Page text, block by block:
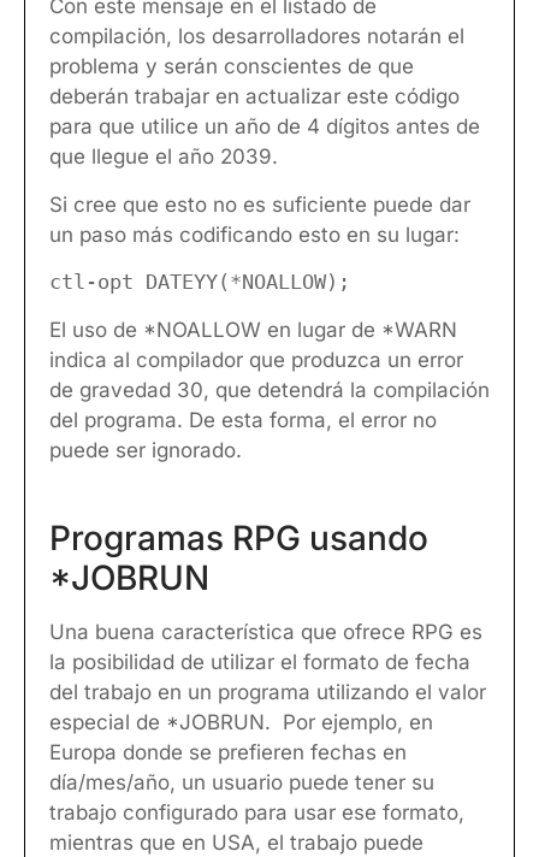
Con este mensaje en el listado de
compilación, los desarrolladores notarán el
problema y serán conscientes de que
deberán trabajar en actualizar este código
para que utilice un año de 4 dígitos antes de
que llegue el año 2039.
Si cree que esto no es suficiente puede dar
un paso más codificando esto en su lugar:
ctl-opt DATEYY(*NOALLOW);
El uso de *NOALLOW en lugar de *WARN
indica al compilador que produzca un error
de gravedad 30, que detendrá la compilación
del programa. De esta forma, el error no
puede ser ignorado.
Programas RPG usando
*JOBRUN
Una buena característica que ofrece RPG es
la posibilidad de utilizar el formato de fecha
del trabajo en un programa utilizando el valor
especial de *JOBRUN. Por ejemplo, en
Europa donde se prefieren fechas en
día/mes/año, un usuario puede tener su
trabajo configurado para usar ese formato,
mientras que en USA, el trabajo puede